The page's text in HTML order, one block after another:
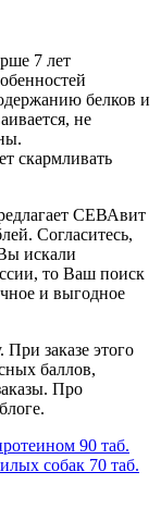
7 лет
белков и
не
скармливать
СЕВАвит
Согласитесь,
искали
то Ваш поиск
и выгодное
заказе этого
баллов,
Про
90 таб.
собак 70 таб.